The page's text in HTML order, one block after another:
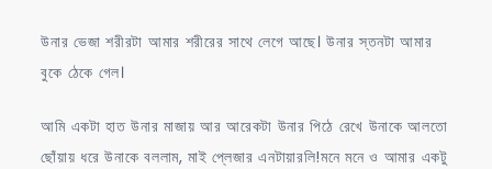
উনার ভেজা শরীরটা আমার শরীরের সাথে লেগে আছে। উনার স্তনটা আমার
বুকে ঠেকে গেল।
আমি একটা হাত উনার মাজায় আর আরেকটা উনার পিঠে রেখে উনাকে আলতো
ছোঁয়ায় ধরে উনাকে বললাম, মাই প্লেজার এনটায়ারলি!মনে মনে ও আমার একটু